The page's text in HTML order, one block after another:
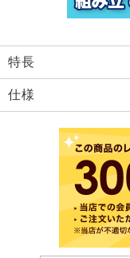
特長
仕様